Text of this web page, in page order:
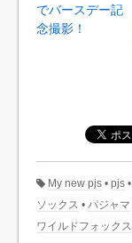
でバースデー記
念撮影！
My new pjs • pjs •
ソックス • パジャマ
ワイルドフォックス